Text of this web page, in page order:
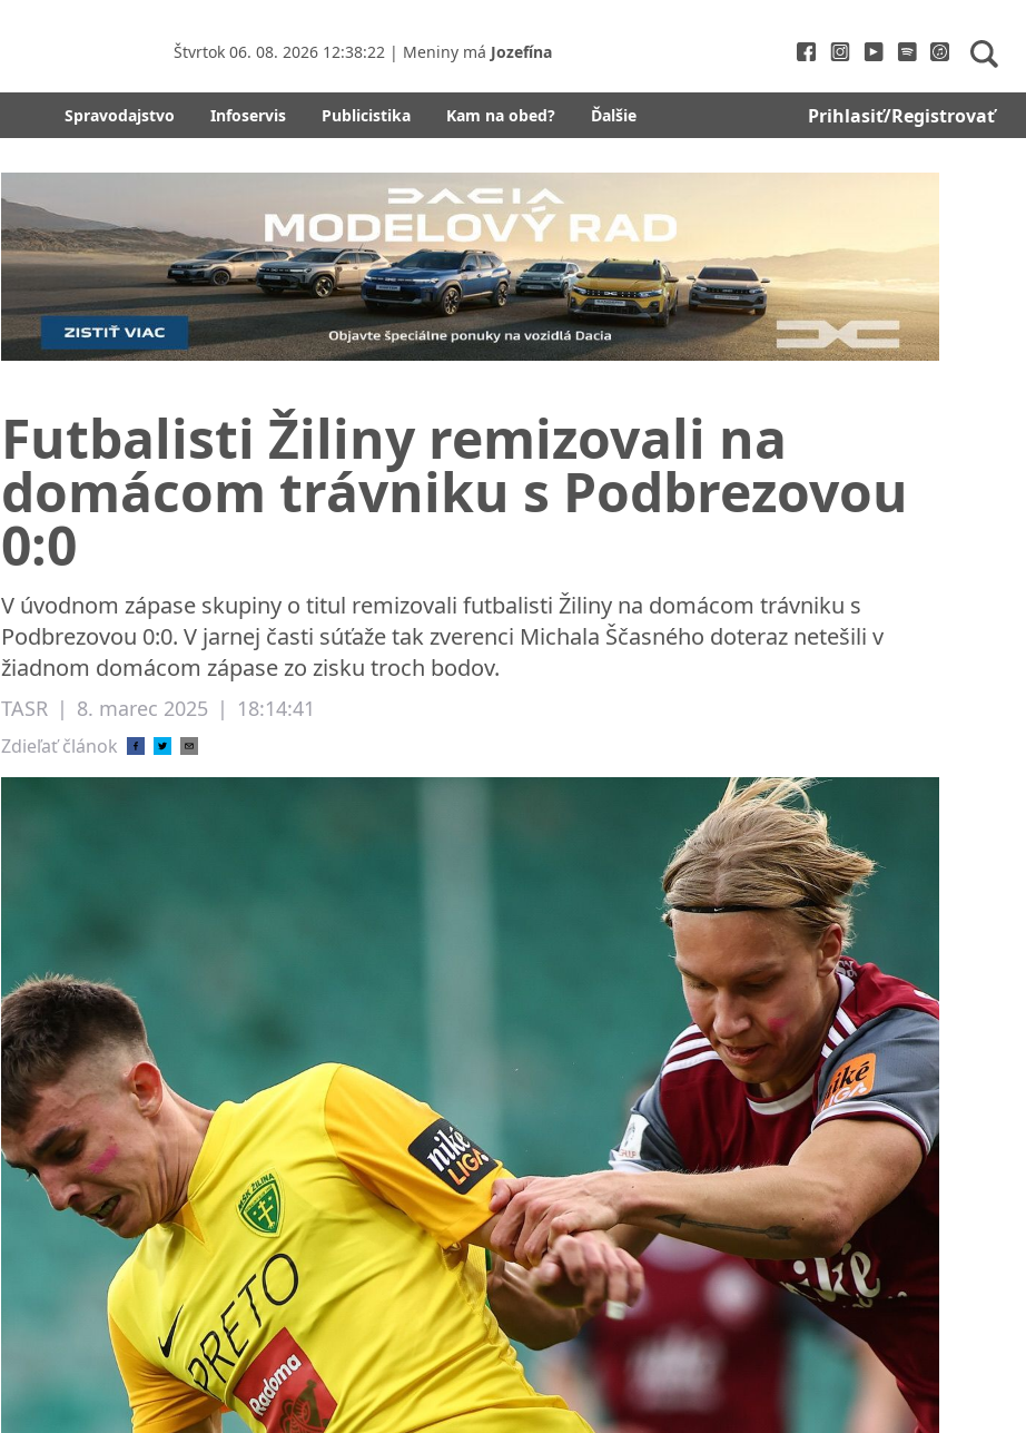
Štvrtok 06. 08. 2026 12:38:24 | Meniny má Jozefína
Spravodajstvo Infoservis Publicistika Kam na obed? Ďalšie Prihlasiť/Registrovať
Futbalisti Žiliny remizovali na
domácom trávniku s Podbrezovou
0:0
V úvodnom zápase skupiny o titul remizovali futbalisti Žiliny na domácom trávniku s
Podbrezovou 0:0. V jarnej časti súťaže tak zverenci Michala Ščasného doteraz netešili v
žiadnom domácom zápase zo zisku troch bodov.
TASR | 8. marec 2025 | 18:14:41
Zdieľať článok